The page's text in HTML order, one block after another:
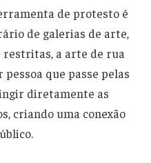
de protesto é
de galerias de arte,
restritas, a arte de rua
que passe pelas
diretamente as
criando uma conexão